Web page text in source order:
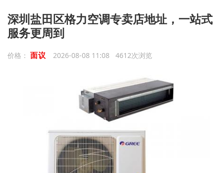
深圳盐田区格力空调专卖店地址，一站式
服务更周到
价格： 面议 2026-08-08 11:08 4612次浏览